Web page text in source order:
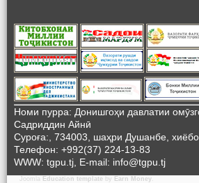
Номи пурра: Донишгоҳи давлатии
Садриддин Айнӣ
Суроға:, 734003, шаҳри Душанбе,
Телефон: +992(37) 224-13-83
WWW: tgpu.tj, E-mail: info@tgpu.tj
Joomla Education template by Earn Money